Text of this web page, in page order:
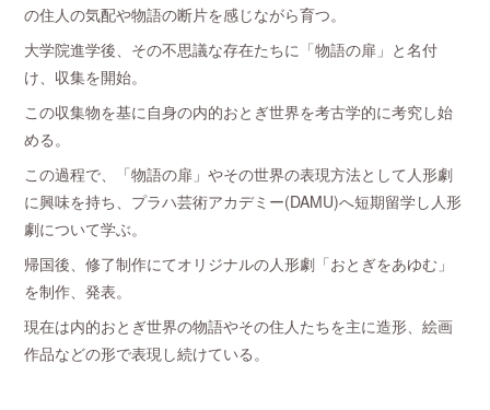
の住人の気配や物語の断片を感じながら育つ。
大学院進学後、その不思議な存在たちに「物語の扉」と名付
け、収集を開始。
この収集物を基に自身の内的おとぎ世界を考古学的に考究し始
める。
この過程で、「物語の扉」やその世界の表現方法として人形劇
に興味を持ち、プラハ芸術アカデミー(DAMU)へ短期留学し人形
劇について学ぶ。
帰国後、修了制作にてオリジナルの人形劇「おとぎをあゆむ」
を制作、発表。
現在は内的おとぎ世界の物語やその住人たちを主に造形、絵画
作品などの形で表現し続けている。